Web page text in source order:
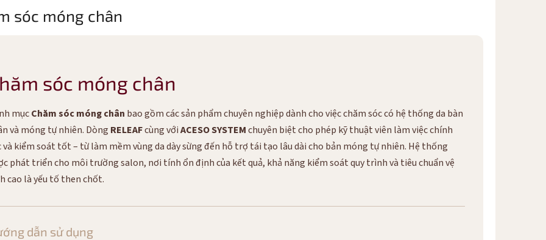
sóc móng chân
sóc móng chân
mụcChăm sóc móng chân bao gồm các sản phẩm chuyên nghiệp dành cho việc chăm sóc có hệ thống da bàn
và móng tự nhiên. Dòng RELEAFcùng vớiACESO SYSTEMchuyên biệt cho phép kỹ thuật viên làm việc chính
và kiểm soát tốt – từ làm mềm vùng da dày sừng đến hỗ trợ tái tạo lâu dài cho bản móng tự nhiên. Hệ thống
phát triển cho môi trường salon, nơi tính ổn định của kết quả, khả năng kiểm soát quy trình và tiêu chuẩn vệ
cao là yếu tố then chốt.
dẫn sử dụng